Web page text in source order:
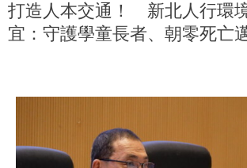
打造人本交通！ 新北人行環
宜：守護學童長者、朝零死亡